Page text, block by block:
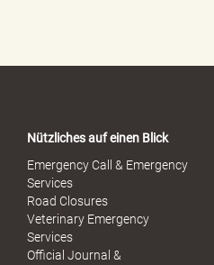
o
Nützliches auf einen Blick
Emergency Call & Emergency
Services
Road Closures
Veterinary Emergency
Services
Official Journal &